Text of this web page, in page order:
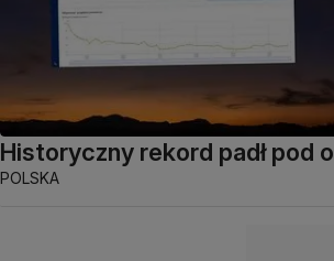
Historyczny rekord padł pod
POLSKA